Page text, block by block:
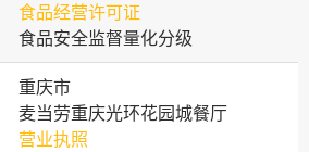
食品经营许可证
食品安全监督量化分级
重庆市
麦当劳重庆光环花园城餐厅
营业执照